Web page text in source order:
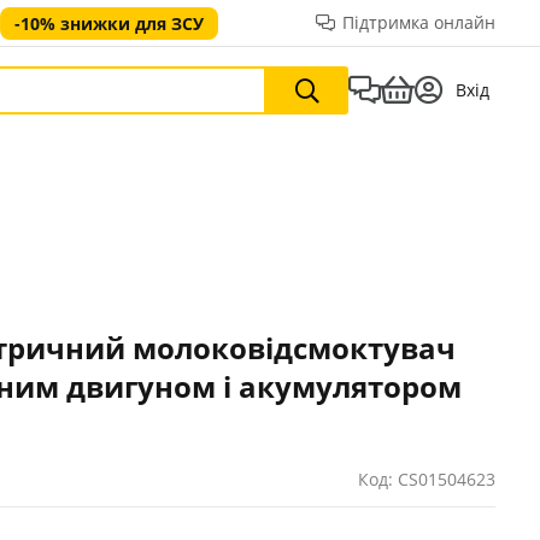
-10% знижки для ЗСУ Підтримка онлайн
Вхід
молоковідсмоктувач
двигуном і акумулятором
Код: CS01504623